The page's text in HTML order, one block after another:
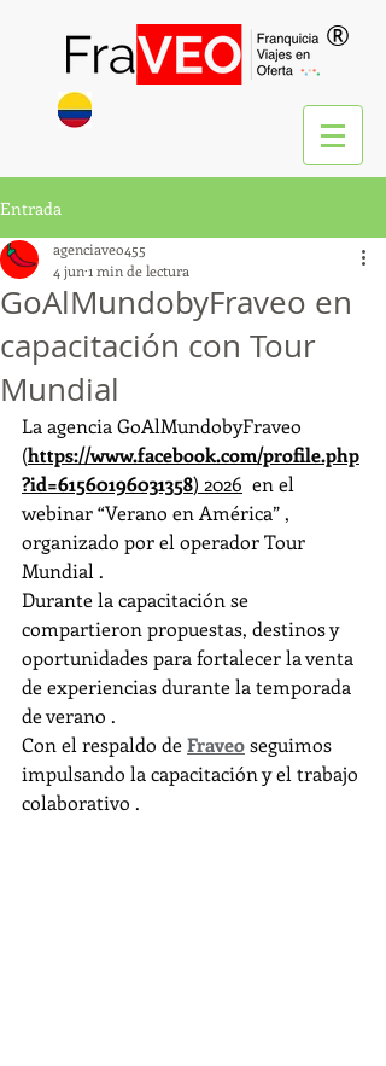
®
Entrada
GoAlMundobyFraveo en
capacitación con Tour
Mundial
agenciaveo455
4 jun1 min de lectura
La agencia GoAlMundobyFraveo
(https://www.facebook.com/profile.php
?id=61560196031358) 2026 en el
webinar “Verano en América” ,
organizado por el operador Tour
Mundial .
Durante la capacitación se
compartieron propuestas, destinos y
oportunidades para fortalecer la venta
de experiencias durante la temporada
de verano .
Con el respaldo de Fraveo seguimos
impulsando la capacitación y el trabajo
colaborativo .